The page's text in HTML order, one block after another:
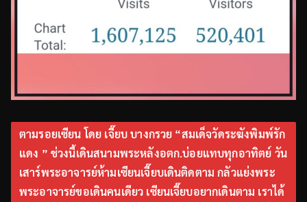
ตามรอยเซียน โดย เจี๊ยบ บางกรวย “สมเด็จวัดระฆังพิมพ์รัก
แดง ” ช่วงนี้เดินสนามพระหลังอตก.บ่อยแทบทุกอาทิตย์ วัน
เสาร์พระอาจารย์ห้ามเซียนเจี๊ยบเดินติดตาม กลัวแย่งพระ
พระอาจารย์ขอเดินคนเดียว เซียนเจี๊ยบอยากเดินตาม เราได้